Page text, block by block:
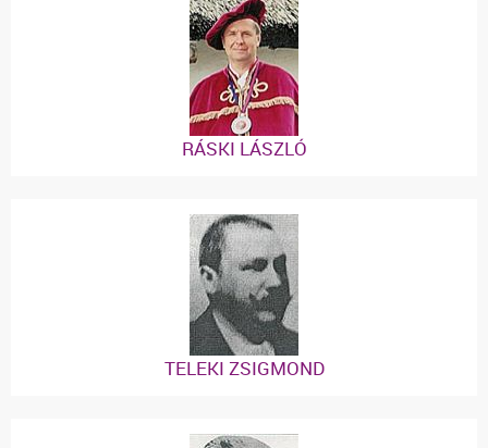
RÁSKI LÁSZLÓ
TELEKI ZSIGMOND